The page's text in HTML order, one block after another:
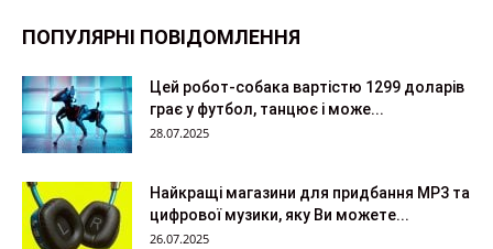
ПОПУЛЯРНІ ПОВІДОМЛЕННЯ
Цей робот-собака вартістю 1299 доларів
грає у футбол, танцює і може...
28.07.2025
Найкращі магазини для придбання MP3 та
цифрової музики, яку Ви можете...
26.07.2025